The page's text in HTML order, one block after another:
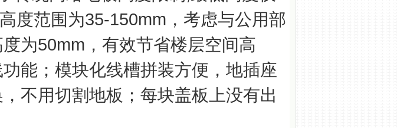
度范围为35-150mm，考虑与公用部
为50mm，有效节省楼层空间高
能；模块化线槽拼装方便，地插座
不用切割地板；每块盖板上没有出